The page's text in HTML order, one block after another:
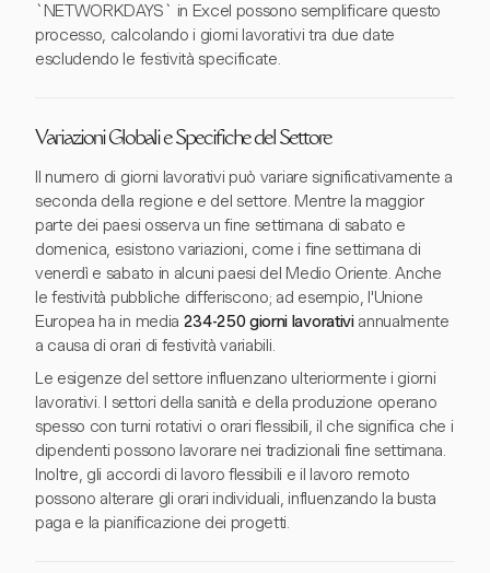
`NETWORKDAYS` in Excel possono semplificare questo
processo, calcolando i giorni lavorativi tra due date
escludendo le festività specificate.
Variazioni Globali e Specifiche del Settore
Il numero di giorni lavorativi può variare significativamente a
seconda della regione e del settore. Mentre la maggior
parte dei paesi osserva un fine settimana di sabato e
domenica, esistono variazioni, come i fine settimana di
venerdì e sabato in alcuni paesi del Medio Oriente. Anche
le festività pubbliche differiscono; ad esempio, l'Unione
Europea ha in media 234-250 giorni lavorativiannualmente
a causa di orari di festività variabili.
Le esigenze del settore influenzano ulteriormente i giorni
lavorativi. I settori della sanità e della produzione operano
spesso con turni rotativi o orari flessibili, il che significa che i
dipendenti possono lavorare nei tradizionali fine settimana.
Inoltre, gli accordi di lavoro flessibili e il lavoro remoto
possono alterare gli orari individuali, influenzando la busta
paga e la pianificazione dei progetti.